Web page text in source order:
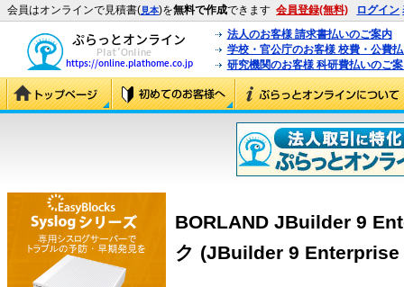
会員はオンラインで見積書(見本)を無料で作成できます 会員登録(無料) ログイン
法人のお客様 請求書払いのご案内
学校・官公庁のお客様 校費・公費
研究機関のお客様 科研費払いのご
BORLAND JBuilder 9
ク (JBuilder 9